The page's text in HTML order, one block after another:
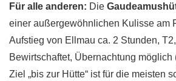
Für alle anderen: Die
einer außergewöhnlichen Kulisse am
Aufstieg von Ellmau ca. 2 Stunden,
Bewirtschaftet, Übernachtung möglich
Ziel „bis zur Hütte“ ist für die meisten